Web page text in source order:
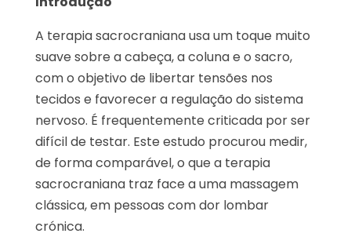
A terapia sacrocraniana usa um toque muito
suave sobre a cabeça, a coluna e o sacro,
com o objetivo de libertar tensões nos
tecidos e favorecer a regulação do sistema
nervoso. É frequentemente criticada por ser
difícil de testar. Este estudo procurou medir,
de forma comparável, o que a terapia
sacrocraniana traz face a uma massagem
clássica, em pessoas com dor lombar
crónica.